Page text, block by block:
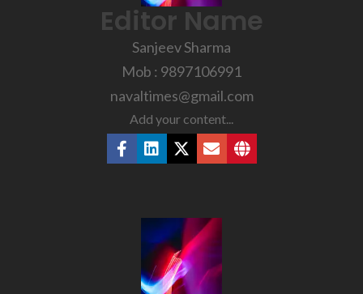
Editor Name
Sanjeev Sharma
Mob : 9897106991
navaltimes@gmail.com
Add your content...